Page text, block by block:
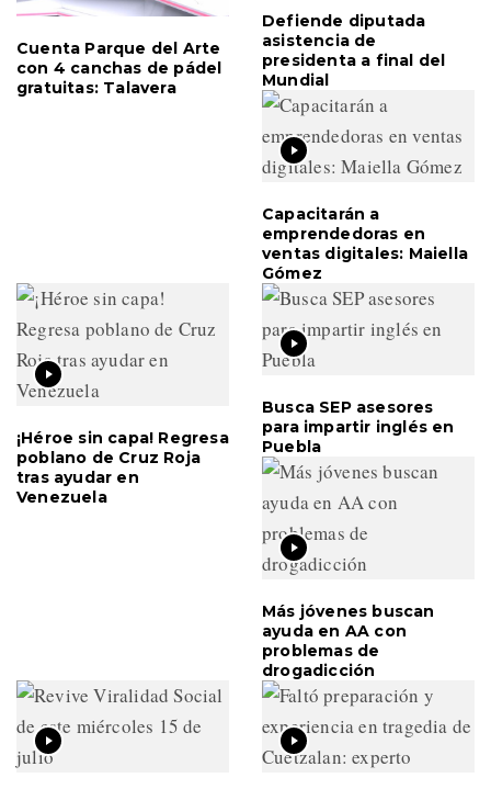
Cuenta Parque del Arte
con 4 canchas de pádel
gratuitas: Talavera
Defiende diputada
asistencia de
presidenta a final del
Mundial
Capacitarán a
emprendedoras en
ventas digitales: Maiella
Gómez
¡Héroe sin capa! Regresa
poblano de Cruz Roja
tras ayudar en
Venezuela
Busca SEP asesores
para impartir inglés en
Puebla
Más jóvenes buscan
ayuda en AA con
problemas de
drogadicción